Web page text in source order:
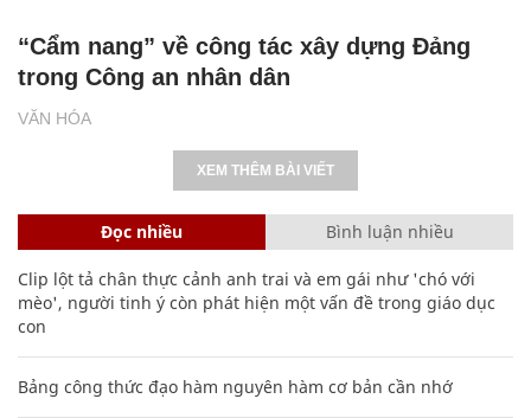
VĂN HÓA
“Cẩm nang” về công tác xây dựng Đảng
trong Công an nhân dân
XEM THÊM BÀI VIẾT
Đọc nhiều Bình luận nhiều
Clip lột tả chân thực cảnh anh trai và em gái như 'chó với
mèo', người tinh ý còn phát hiện một vấn đề trong giáo dục
con
Bảng công thức đạo hàm nguyên hàm cơ bản cần nhớ